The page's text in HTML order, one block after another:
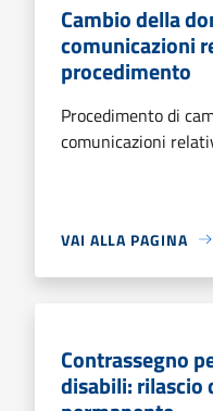
Cambio della
comunicazioni
procedimento
Procedimento di
comunicazioni
VAI ALLA PAGINA
Contrassegno
disabili: rilascio